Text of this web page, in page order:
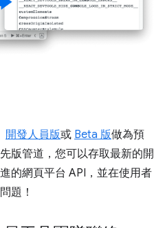
開發人員版或 Beta 版做為預
版管道，您可以存取最新的開
的網頁平台 API，並在使用者
題！